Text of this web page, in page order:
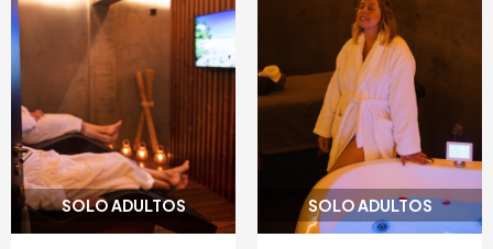
SOLO ADULTOS SOLO ADULTOS